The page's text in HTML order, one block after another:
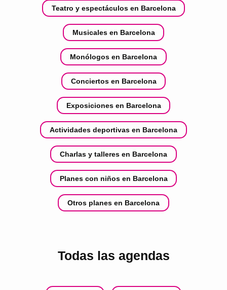
Teatro y espectáculos en Barcelona
Musicales en Barcelona
Monólogos en Barcelona
Conciertos en Barcelona
Exposiciones en Barcelona
Actividades deportivas en Barcelona
Charlas y talleres en Barcelona
Planes con niños en Barcelona
Otros planes en Barcelona
Todas las agendas